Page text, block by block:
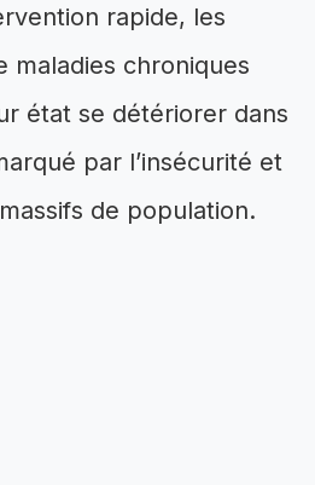
rapide, les
maladies chroniques
état se détériorer dans
par l’insécurité et
de population.